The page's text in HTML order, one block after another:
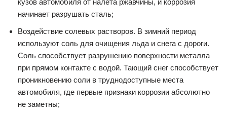
кузов автомобиля от налета ржавчины, и коррозия
начинает разрушать сталь;
Воздействие солевых растворов. В зимний период
используют соль для очищения льда и снега с дороги.
Соль способствует разрушению поверхности металла
при прямом контакте с водой. Тающий снег способствует
проникновению соли в труднодоступные места
автомобиля, где первые признаки коррозии абсолютно
не заметны;